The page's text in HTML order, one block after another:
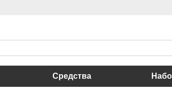
Средства